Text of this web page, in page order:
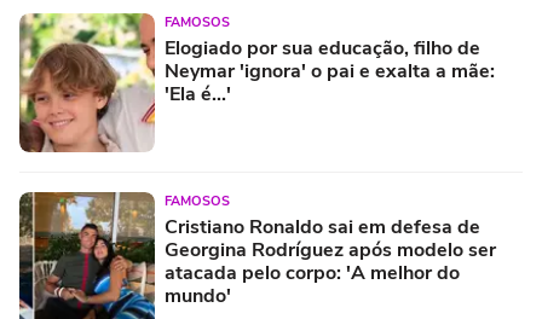
FAMOSOS
Elogiado por sua educação, filho de
Neymar 'ignora' o pai e exalta a mãe:
'Ela é...'
FAMOSOS
Cristiano Ronaldo sai em defesa de
Georgina Rodríguez após modelo ser
atacada pelo corpo: 'A melhor do
mundo'